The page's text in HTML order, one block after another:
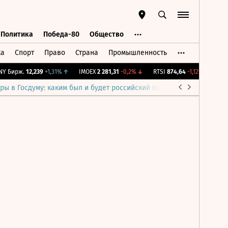
Политика Победа-80 Общество
Спорт Право Страна Промышленность
Бирж. 12,239 +1,31%↑ IMOEX 2 281,31 -0,2%↓ RTSI 874,64 -1,12%
в Госдуму: каким был и будет российский парламент